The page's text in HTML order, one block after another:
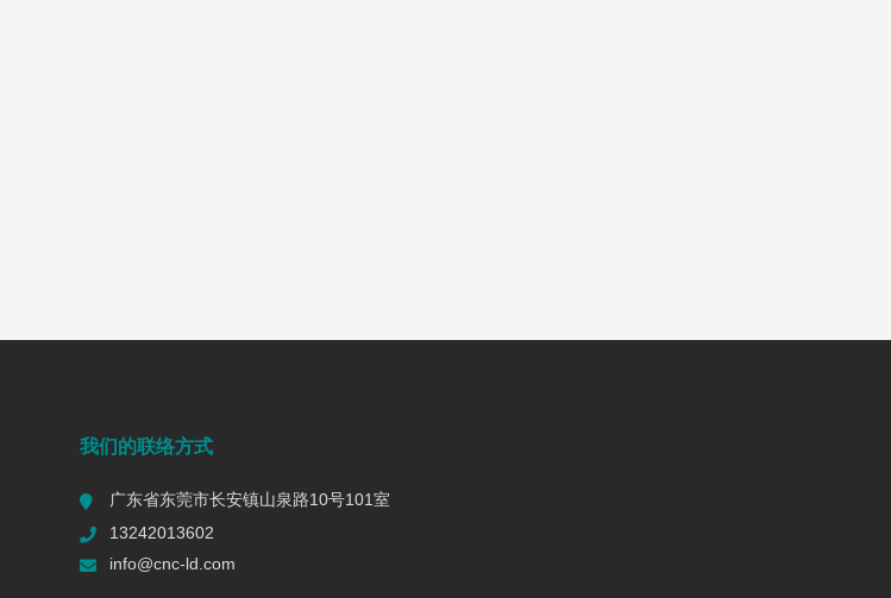
我们的联络方式
广东省东莞市长安镇山泉路10号101室
13242013602
info@cnc-ld.com